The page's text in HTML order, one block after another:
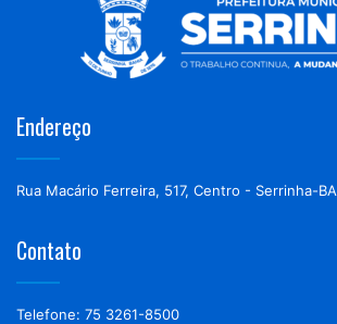
Endereço
Rua Macário Ferreira, 517, Centro - Serrinha-BA
Contato
Telefone: 75 3261-8500